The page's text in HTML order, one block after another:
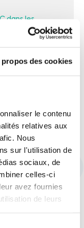
propos des cookies
le contenu
relatives aux
Nous
sur l'utilisation de
sociaux, de
celles-ci
avez fournies
de leurs
dans les
: Cyril